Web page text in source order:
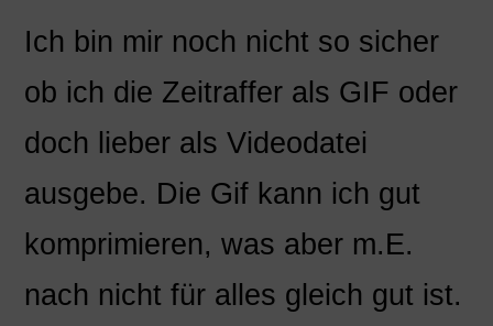
Ich bin mir noch nicht so sicher
ob ich die Zeitraffer als GIF oder
doch lieber als Videodatei
ausgebe. Die Gif kann ich gut
komprimieren, was aber m.E.
nach nicht für alles gleich gut ist.